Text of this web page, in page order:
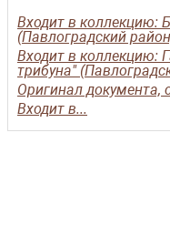
Входит в коллекцию:
(Павлоградский
Входит в коллекцию:
трибуна"
Оригинал документа,
Входит в...